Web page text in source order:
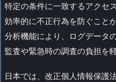
特定の条件に一致するアクセ
効率的に不正行為を防ぐこと
分析機能により、ログデータ
監査や緊急時の調査の負担を
日本では、改正個人情報保護